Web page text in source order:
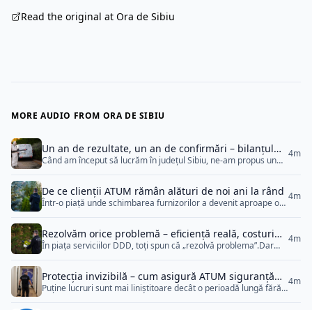
Read the original at Ora de Sibiu
MORE AUDIO FROM ORA DE SIBIU
Un an de rezultate, un an de confirmări – bilanțul
ATUM în Sibiu
Când am început să lucrăm în județul Sibiu, ne-am propus un
nevoie de superlative. Avem rezultate, clienți mulțumiți și
colaborări stabile care vorbesc singure. Un an de ordine și
[&hellip;]
4m
De ce clienții ATUM rămân alături de noi ani la rând
Într-o piață unde schimbarea furnizorilor a devenit aproape o
comerciale în parteneriate stabile, bazate pe ceva simplu:
seriozitate constantă. Nu oferte spectaculoase, nu promisiuni
pentru fiecare client, indiferent de mărime. Încrederea
[&hellip;]
4m
Rezolvăm orice problemă – eficiență reală, costuri
corecte și rezultate verificate
În piața serviciilor DDD, toți spun că „rezolvă problema”.Dar
diferit: nu promitem rezultate rapide, ci rezultate sigure.
Fiecare intervenție e gândită până la capăt, verificată și
4m
Protecția invizibilă – cum asigură ATUM siguranță
totală fără întreruperi
Puține lucruri sunt mai liniștitoare decât o perioadă lungă fără
4m